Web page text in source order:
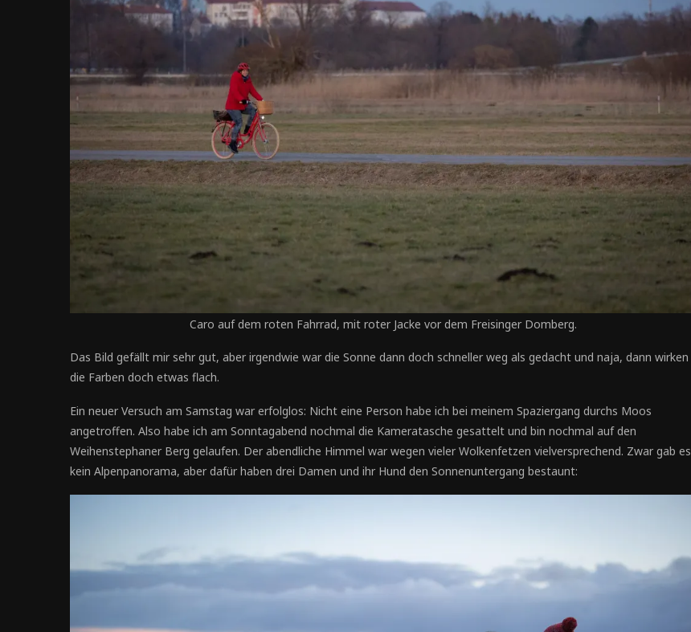
Caro auf dem roten Fahrrad, mit roter Jacke vor dem Freisinger Domberg.
Das Bild gefällt mir sehr gut, aber irgendwie war die Sonne dann doch schneller weg als gedacht und naja, dann wirken
die Farben doch etwas flach.
Ein neuer Versuch am Samstag war erfolglos: Nicht eine Person habe ich bei meinem Spaziergang durchs Moos
angetroffen. Also habe ich am Sonntagabend nochmal die Kameratasche gesattelt und bin nochmal auf den
Weihenstephaner Berg gelaufen. Der abendliche Himmel war wegen vieler Wolkenfetzen vielversprechend. Zwar gab es
kein Alpenpanorama, aber dafür haben drei Damen und ihr Hund den Sonnenuntergang bestaunt: